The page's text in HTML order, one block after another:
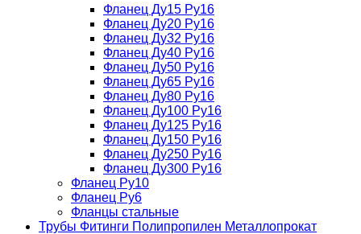
Фланец Ду15 Ру16
Фланец Ду20 Ру16
Фланец Ду32 Ру16
Фланец Ду40 Ру16
Фланец Ду50 Ру16
Фланец Ду65 Ру16
Фланец Ду80 Ру16
Фланец Ду100 Ру16
Фланец Ду125 Ру16
Фланец Ду150 Ру16
Фланец Ду250 Ру16
Фланец Ду300 Ру16
Фланец Ру10
Фланец Ру6
Фланцы стальные
Трубы Фитинги Полипропилен Металлопрокат